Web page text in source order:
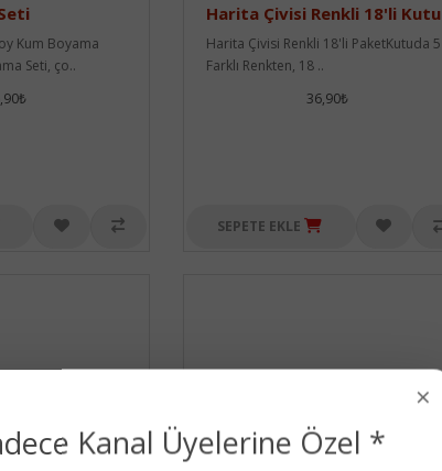
Kum Boyama
Seti, ço..
Harita Çivisi Renkli 18'li Kutu
Harita Çivisi Renkli 18'li PaketKutuda 5
Farklı Renkten, 18 ..
36,90₺
SEPETE EKLE
×
Kanal Üyelerine Özel *